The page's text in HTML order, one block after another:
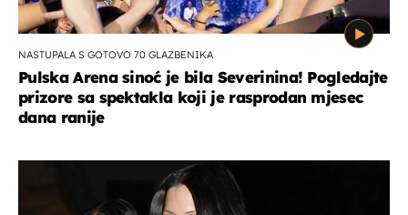
NASTUPALA S GOTOVO 70 GLAZBENIKA
Pulska Arena sinoć je bila Severinina! Pogledajte
prizore sa spektakla koji je rasprodan mjesec
dana ranije